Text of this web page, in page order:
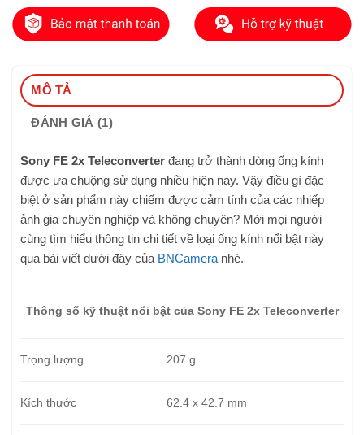
MÔ TẢ
ĐÁNH GIÁ (1)
Sony FE 2x Teleconverter đang trở thành dòng ống kính
được ưa chuộng sử dụng nhiều hiện nay. Vậy điều gì đặc
biệt ở sản phẩm này chiếm được cảm tính của các nhiếp
ảnh gia chuyên nghiệp và không chuyên? Mời mọi người
cùng tìm hiểu thông tin chi tiết về loại ống kính nổi bật này
qua bài viết dưới đây của BNCamera nhé.
Thông số kỹ thuật nổi bật của Sony FE 2x Teleconverter
Trọng lượng 207 g
Kích thước 62.4 x 42.7 mm